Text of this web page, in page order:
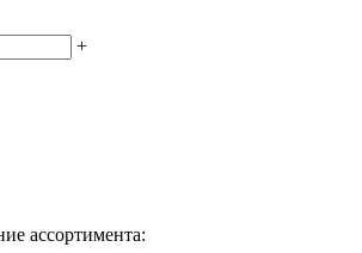
+
ассортимента: